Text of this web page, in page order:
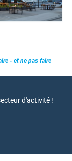
- et ne pas faire
d'activité !